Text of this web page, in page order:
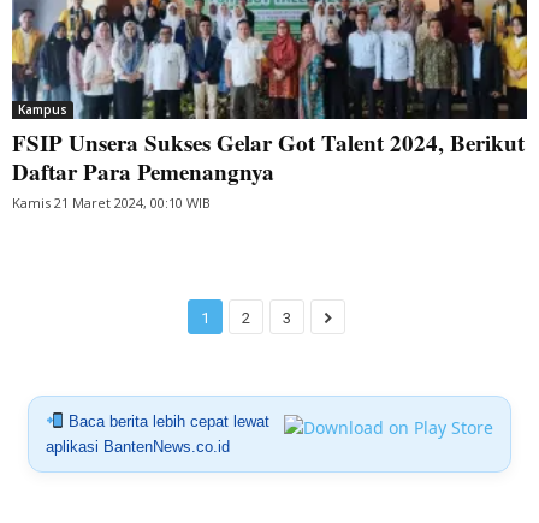
Kampus
FSIP Unsera Sukses Gelar Got Talent 2024, Berikut
Daftar Para Pemenangnya
Kamis 21 Maret 2024, 00:10 WIB
1 2 3
Baca berita lebih cepat lewat
aplikasi BantenNews.co.id